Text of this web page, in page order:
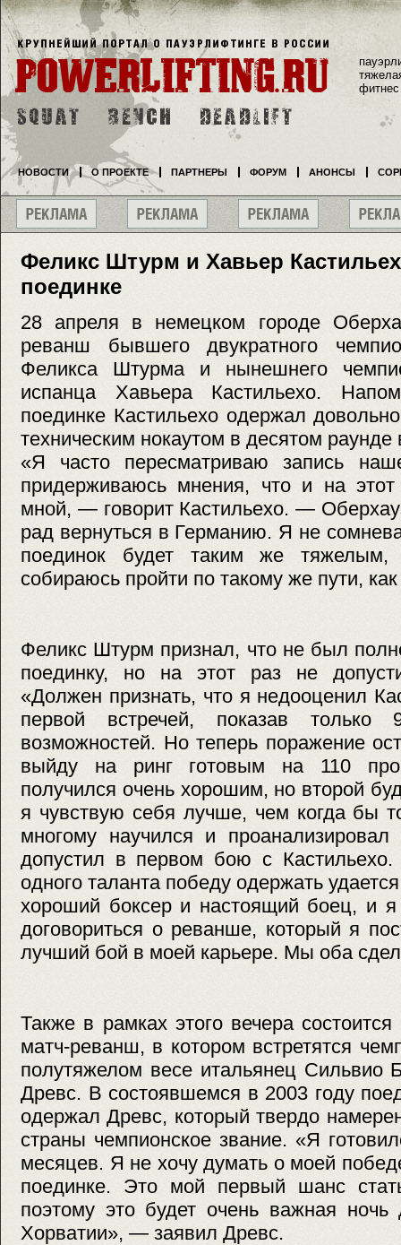
Феликс Штурм и Хавьер
поединке
28 апреля в немецком городе
реванш бывшего двукратного
Феликса Штурма и нынешнего
испанца Хавьера Кастильехо.
поединке Кастильехо одержал
техническим нокаутом в десятом
«Я часто пересматриваю запись
придерживаюсь мнения, что и на
мной, — говорит Кастильехо. —
рад вернуться в Германию. Я не
поединок будет таким же
собираюсь пройти по такому же пути, как
Феликс Штурм признал, что не был
поединку, но на этот раз не
«Должен признать, что я недооценил
первой встречей, показав только
возможностей. Но теперь поражение
выйду на ринг готовым на 110
получился очень хорошим, но второй
я чувствую себя лучше, чем когда бы
многому научился и
допустил в первом бою с
одного таланта победу одержать
хороший боксер и настоящий боец, и
договориться о реванше, который я
лучший бой в моей карьере. Мы оба
Также в рамках этого вечера
матч-реванш, в котором встретятся
полутяжелом весе итальянец Сильвио
Древс. В состоявшемся в 2003 году
одержал Древс, который твердо
страны чемпионское звание. «Я
месяцев. Я не хочу думать о моей
поединке. Это мой первый шанс
поэтому это будет очень важная
Хорватии», — заявил Древс.
фитнес
НОВОСТИ О ПРОЕКТЕ ПАРТНЕРЫ ФОРУМ АНОНСЫ